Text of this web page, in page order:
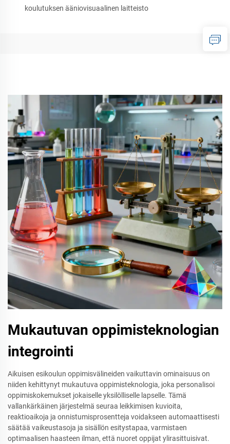
koulutuksen ääniovisuaalinen laitteisto
Mukautuvan oppimisteknologian
integrointi
Aikuisen esikoulun oppimisvälineiden vaikuttavin ominaisuus on
niiden kehittynyt mukautuva oppimisteknologia, joka personalisoi
oppimiskokemukset jokaiselle yksilölliselle lapselle. Tämä
vallankärkäinen järjestelmä seuraa leikkimisen kuvioita,
reaktioaikoja ja onnistumisprosentteja voidakseen automaattisesti
säätää vaikeustasoja ja sisällön esitystapaa, varmistaen
optimaalisen haasteen ilman, että nuoret oppijat ylirasittuisivat.